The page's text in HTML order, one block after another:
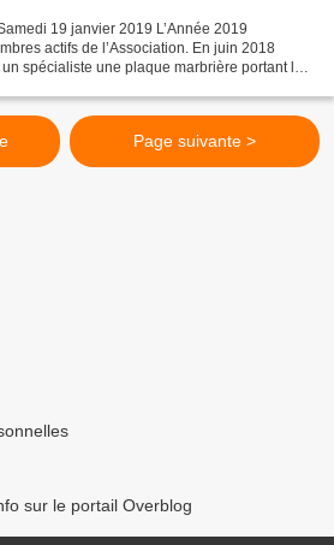
19 janvier 2019 L’Année 2019
actifs de l’Association. En juin 2018
un spécialiste une plaque marbrière portant le
Page suivante >
sur le portail Overblog